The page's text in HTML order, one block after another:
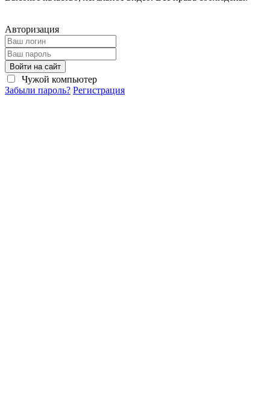
Авторизация
Войти на сайт
Чужой компьютер
Забыли пароль? Регистрация